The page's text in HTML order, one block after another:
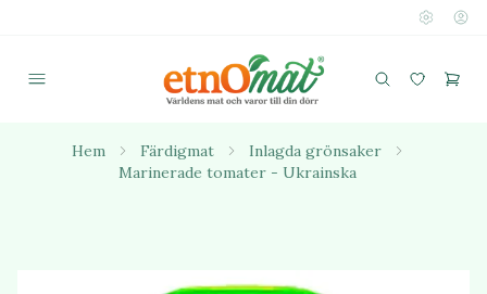
Hem Färdigmat
Inlagda grönsaker
Marinerade tomater - Ukrainska